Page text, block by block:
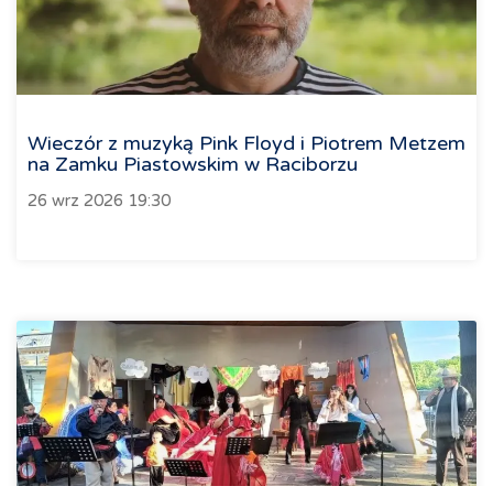
Wieczór z muzyką Pink Floyd i Piotrem Metzem
na Zamku Piastowskim w Raciborzu
26 wrz 2026 19:30